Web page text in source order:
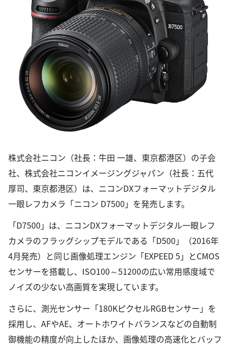
株式会社ニコン（社長：牛田 一雄、東京都港区）の子会
社、株式会社ニコンイメージングジャパン（社長：五代
厚司、東京都港区）は、ニコンDXフォーマットデジタル
一眼レフカメラ「ニコン D7500」を発売します。
「D7500」は、ニコンDXフォーマットデジタル一眼レフ
カメラのフラッグシップモデルである「D500」（2016年
4月発売）と同じ画像処理エンジン「EXPEED 5」とCMOS
センサーを搭載し、ISO100～51200の広い常用感度域で
ノイズの少ない高画質を実現しています。
さらに、測光センサー「180KピクセルRGBセンサー」を
採用し、AFやAE、オートホワイトバランスなどの自動制
御機能の精度が向上したほか、画像処理の高速化とバッフ